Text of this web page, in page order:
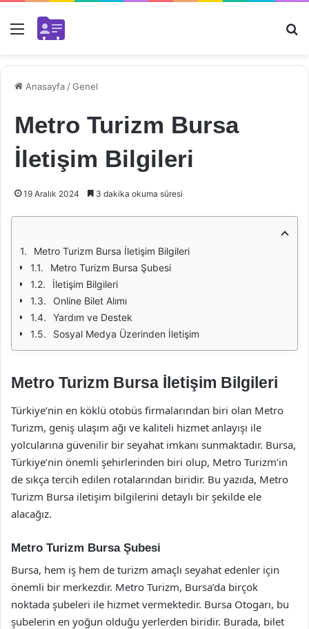
Menü
Anasayfa /Genel
Metro Turizm Bursa
İletişim Bilgileri
19 Aralık 2024 3 dakika okuma süresi
Metro Turizm Bursa İletişim Bilgileri
Metro Turizm Bursa Şubesi
İletişim Bilgileri
Online Bilet Alımı
Yardım ve Destek
Sosyal Medya Üzerinden İletişim
Metro Turizm Bursa İletişim Bilgileri
Türkiye’nin en köklü otobüs firmalarından biri olan Metro
Turizm, geniş ulaşım ağı ve kaliteli hizmet anlayışı ile
yolcularına güvenilir bir seyahat imkanı sunmaktadır. Bursa,
Türkiye’nin önemli şehirlerinden biri olup, Metro Turizm’in
de sıkça tercih edilen rotalarından biridir. Bu yazıda, Metro
Turizm Bursa iletişim bilgilerini detaylı bir şekilde ele
alacağız.
Metro Turizm Bursa Şubesi
Bursa, hem iş hem de turizm amaçlı seyahat edenler için
önemli bir merkezdir. Metro Turizm, Bursa’da birçok
noktada şubeleri ile hizmet vermektedir. Bursa Otogarı, bu
şubelerin en yoğun olduğu yerlerden biridir. Burada, bilet